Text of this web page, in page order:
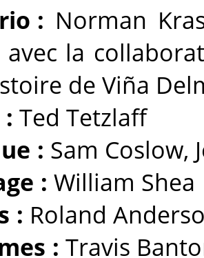
: Norman
avec la
de Viña
Ted Tetzlaff
: Sam Coslow,
: William Shea
: Roland
: Travis